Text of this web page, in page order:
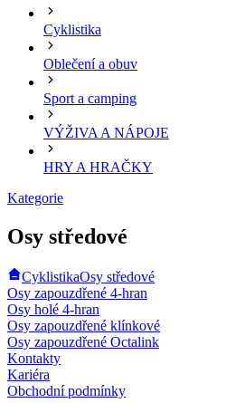
Cyklistika
Oblečení a obuv
Sport a camping
VÝŽIVA A NÁPOJE
HRY A HRAČKY
Kategorie
Osy středové
CyklistikaOsy středové
Osy zapouzdřené 4-hran
Osy holé 4-hran
Osy zapouzdřené klínkové
Osy zapouzdřené Octalink
Kontakty
Kariéra
Obchodní podmínky